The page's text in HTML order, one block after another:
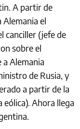
A partir de
Alemania el
canciller (jefe de
sobre el
Alemania
de Rusia, y
a partir de la
Ahora llega